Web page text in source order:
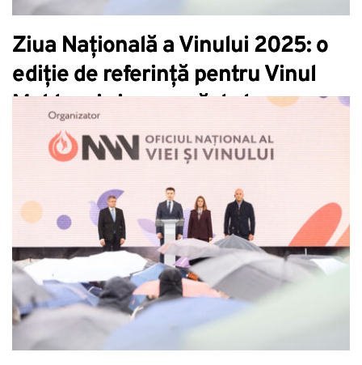
Ziua Națională a Vinului 2025: o
ediție de referință pentru Vinul
Moldovei și o rampă de lansare
spre aniversarea de 25 de ani